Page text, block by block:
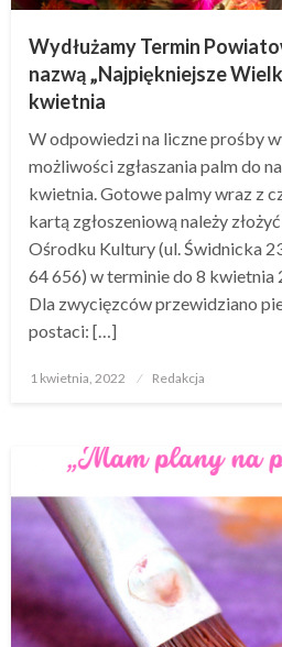
Wydłużamy Termin
nazwą „Najpiękniejsze
kwietnia
W odpowiedzi na liczne prośby
możliwości zgłaszania palm do
kwietnia. Gotowe palmy wraz z
kartą zgłoszeniową należy
Ośrodku Kultury (ul. Świdnicka
64 656) w terminie do 8 kwietnia
Dla zwycięzców przewidziano
postaci: […]
Opublikowane
1 kwietnia, 2022 Redakcja